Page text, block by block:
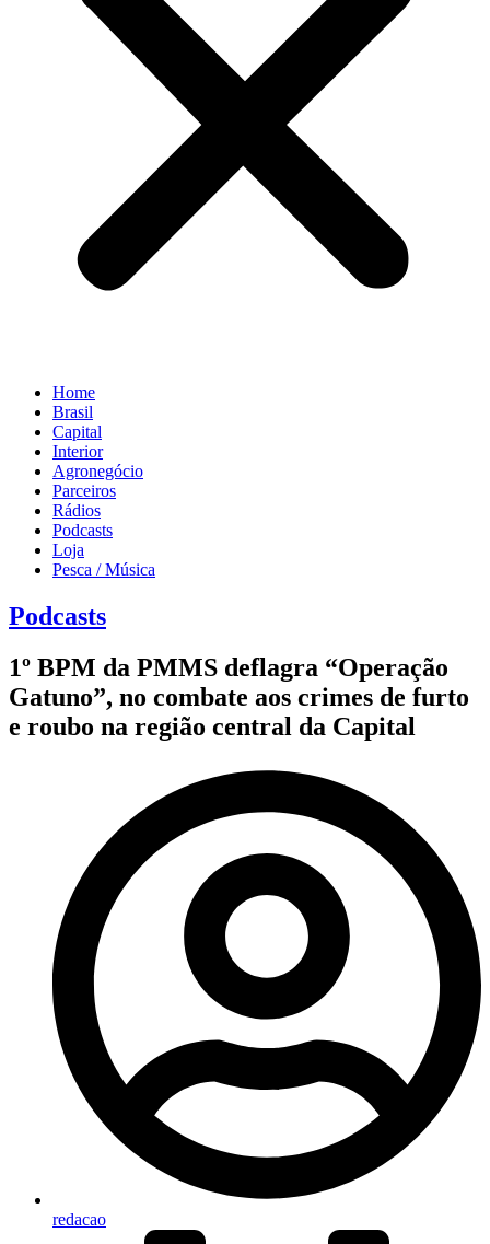
Home
Brasil
Capital
Interior
Agronegócio
Parceiros
Rádios
Podcasts
Loja
Pesca / Música
Podcasts
1º BPM da PMMS deflagra “Operação
Gatuno”, no combate aos crimes de furto
e roubo na região central da Capital
redacao